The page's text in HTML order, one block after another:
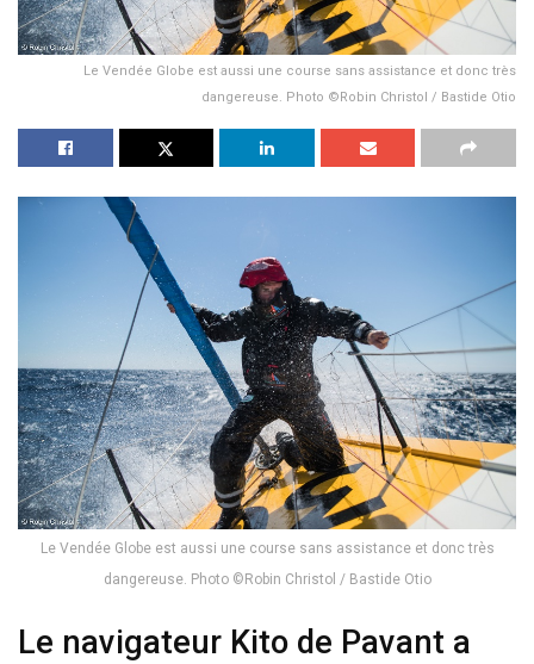
Le Vendée Globe est aussi une course sans assistance et donc très
dangereuse. Photo ©Robin Christol / Bastide Otio
Le Vendée Globe est aussi une course sans assistance et donc très
dangereuse. Photo ©Robin Christol / Bastide Otio
Le navigateur Kito de Pavant a